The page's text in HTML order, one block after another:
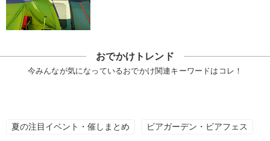
おでかけトレンド
今みんなが気になっているおでかけ関連キーワードはコレ！
夏の注目イベント・催しまとめ ビアガーデン・ビアフェス